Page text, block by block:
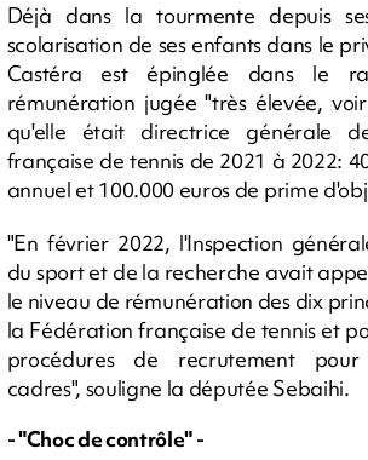
Déjà dans la tourmente depuis
scolarisation de ses enfants dans le
Castéra est épinglée dans le
rémunération jugée "très élevée,
qu'elle était directrice générale
française de tennis de 2021 à 2022:
annuel et 100.000 euros de prime
"En février 2022, l'Inspection
du sport et de la recherche avait
le niveau de rémunération des dix
la Fédération française de tennis et
procédures de recrutement
cadres", souligne la députée Sebaihi.
- "Choc de contrôle" -